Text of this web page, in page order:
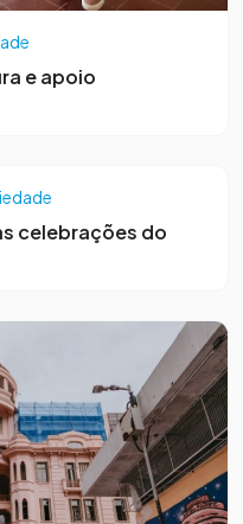
e apoio
celebrações do